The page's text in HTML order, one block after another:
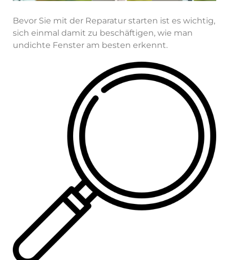
Bevor Sie mit der Reparatur starten ist es wichtig,
sich einmal damit zu beschäftigen, wie man
undichte Fenster am besten erkennt.